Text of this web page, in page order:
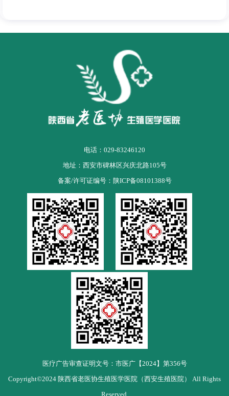
电话：029-83246120
地址：西安市碑林区兴庆北路105号
备案/许可证编号： 陕ICP备08101388号
医疗广告审查证明文号：市医广【2024】第356号
Copyright©2024 陕西省老医协生殖医学医院（西安生殖医院） All Rights
Reserved.